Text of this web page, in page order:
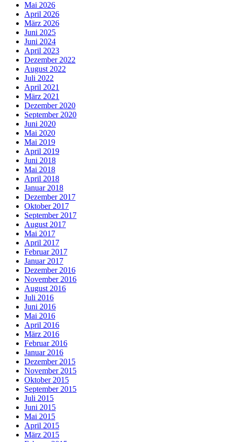
Mai 2026
April 2026
März 2026
Juni 2025
Juni 2024
April 2023
Dezember 2022
August 2022
Juli 2022
April 2021
März 2021
Dezember 2020
September 2020
Juni 2020
Mai 2020
Mai 2019
April 2019
Juni 2018
Mai 2018
April 2018
Januar 2018
Dezember 2017
Oktober 2017
September 2017
August 2017
Mai 2017
April 2017
Februar 2017
Januar 2017
Dezember 2016
November 2016
August 2016
Juli 2016
Juni 2016
Mai 2016
April 2016
März 2016
Februar 2016
Januar 2016
Dezember 2015
November 2015
Oktober 2015
September 2015
Juli 2015
Juni 2015
Mai 2015
April 2015
März 2015